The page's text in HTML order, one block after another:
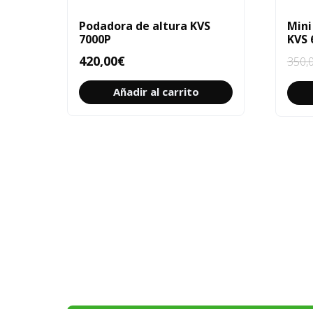
Podadora de altura KVS
7000P
420,00€
Añadir al carrito
KVS